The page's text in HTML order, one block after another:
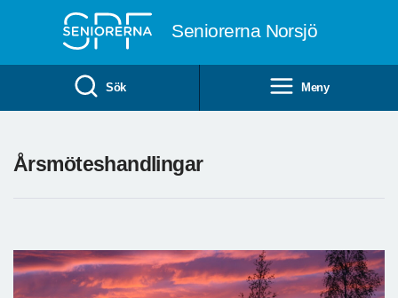
Seniorerna Norsjö
Sök Meny
Årsmöteshandlingar